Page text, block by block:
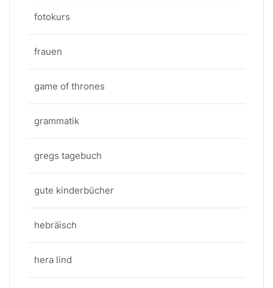
fotokurs
frauen
game of thrones
grammatik
gregs tagebuch
gute kinderbücher
hebräisch
hera lind